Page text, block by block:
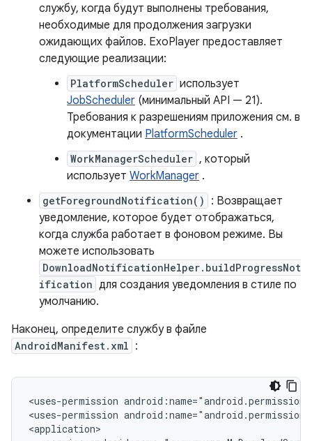
службу, когда будут выполнены требования,
необходимые для продолжения загрузки
ожидающих файлов. ExoPlayer предоставляет
следующие реализации:
PlatformScheduler использует
JobScheduler (минимальный API — 21).
Требования к разрешениям приложения см. в
документации PlatformScheduler .
WorkManagerScheduler , который
использует WorkManager .
getForegroundNotification()
: Возвращает
уведомление, которое будет отображаться,
когда служба работает в фоновом режиме. Вы
можете использовать
DownloadNotificationHelper.buildProgressNot
ification для создания уведомления в стиле по
умолчанию.
Наконец, определите службу в файле
AndroidManifest.xml :
<uses-permission
<uses-permission